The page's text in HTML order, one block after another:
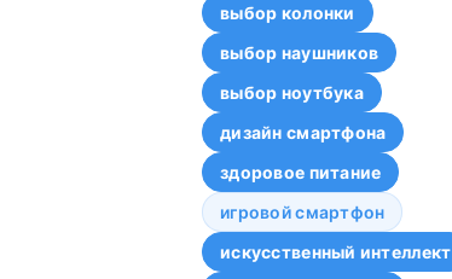
выбор колонки
выбор наушников
выбор ноутбука
дизайн смартфона
здоровое питание
игровой смартфон
искусственный интеллект